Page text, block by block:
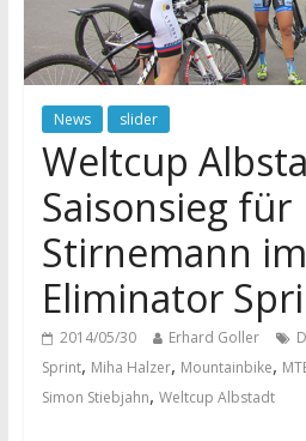
News slider
Weltcup
Saisonsieg für
Stirnemann im
Eliminator
2014/05/30 Erhard Goller
Sprint, Miha Halzer, Mountainbike,
Simon Stiebjahn, Weltcup Albstadt